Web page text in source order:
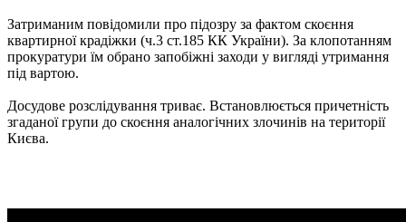
Затриманим повідомили про підозру за фактом скоєння
квартирної крадіжки (ч.3 ст.185 КК України). За клопотанням
прокуратури їм обрано запобіжні заходи у вигляді утримання
під вартою.
Досудове розслідування триває. Встановлюється причетність
згаданої групи до скоєння аналогічних злочинів на території
Києва.